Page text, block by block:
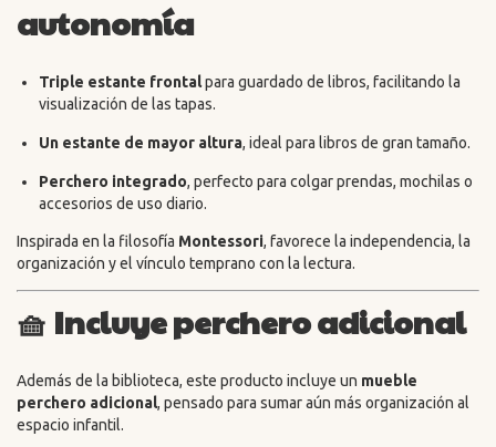
autonomía
Triple estante frontalpara guardado de libros, facilitando la
visualización de las tapas.
Un estante de mayor altura, ideal para libros de gran tamaño.
Perchero integrado, perfecto para colgar prendas, mochilas o
accesorios de uso diario.
Inspirada en la filosofía Montessori, favorece la independencia, la
organización y el vínculo temprano con la lectura.
🧺 Incluye perchero adicional
Además de la biblioteca, este producto incluye un mueble
perchero adicional, pensado para sumar aún más organización al
espacio infantil.